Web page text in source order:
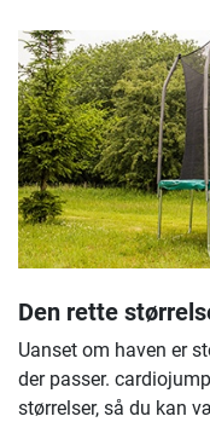
Den rette
Uanset om haven er
der passer.
størrelser, så du kan